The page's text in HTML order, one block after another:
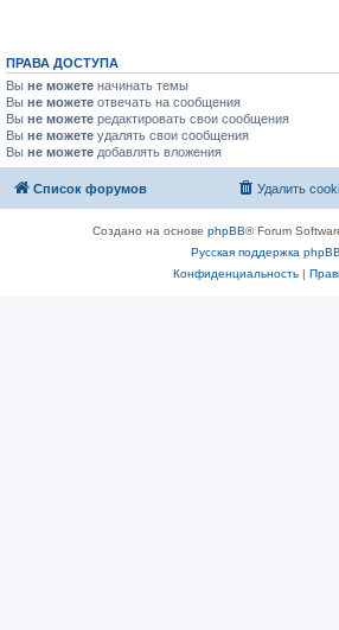
ПРАВА ДОСТУПА
Вы не можете начинать темы
Вы не можете отвечать на сообщения
Вы не можете редактировать свои сообщения
Вы не можете удалять свои сообщения
Вы не можете добавлять вложения
Список форумов Удалить
Создано на основе phpBB® Forum
Русская поддержка phpBB
Конфиденциальность|